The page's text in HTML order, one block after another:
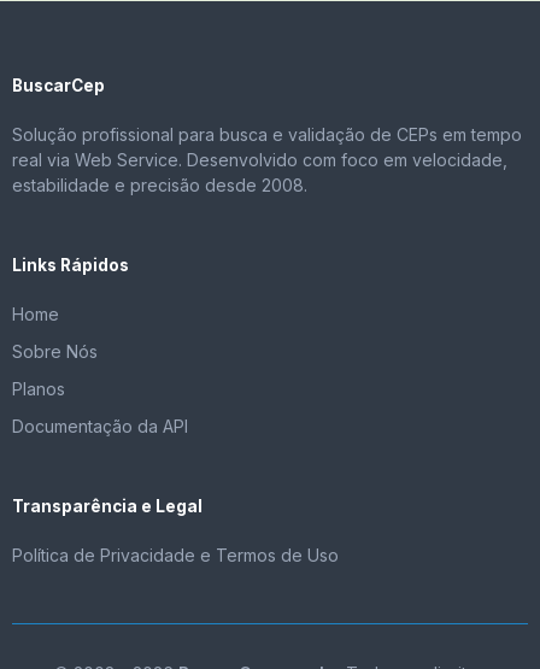
BuscarCep
Solução profissional para busca e validação de CEPs em tempo
real via Web Service. Desenvolvido com foco em velocidade,
estabilidade e precisão desde 2008.
Links Rápidos
Home
Sobre Nós
Planos
Documentação da API
Transparência e Legal
Política de Privacidade e Termos de Uso